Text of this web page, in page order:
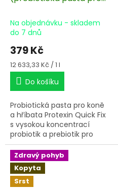
Na objednávku - skladem
do 7 dnů
379 Kč
Měrná
cena:
12 633,33 Kč / 1 l
Do košíku
Probiotická pasta pro koně
a hříbata Protexin Quick Fix
s vysokou koncentrací
probiotik a prebiotik pro
udržení zdraví trávícího
traktu, v situacích
zvýšeného stresu jako je
přeprava, závody, léčba
antibiotiky nebo
Zdravý pohyb
Kopyta
Srst